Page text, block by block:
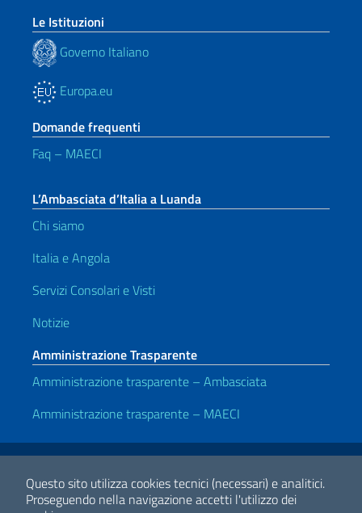
Questo sito utilizza cookies tecnici (necessari) e analitici.
Proseguendo nella navigazione accetti l'utilizzo dei
Le Istituzioni
Governo Italiano
Europa.eu
Domande frequenti
Faq – MAECI
L’Ambasciata d’Italia a Luanda
Chi siamo
Italia e Angola
Servizi Consolari e Visti
Notizie
Amministrazione Trasparente
Amministrazione trasparente – Ambasciata
Amministrazione trasparente – MAECI
Link Utili